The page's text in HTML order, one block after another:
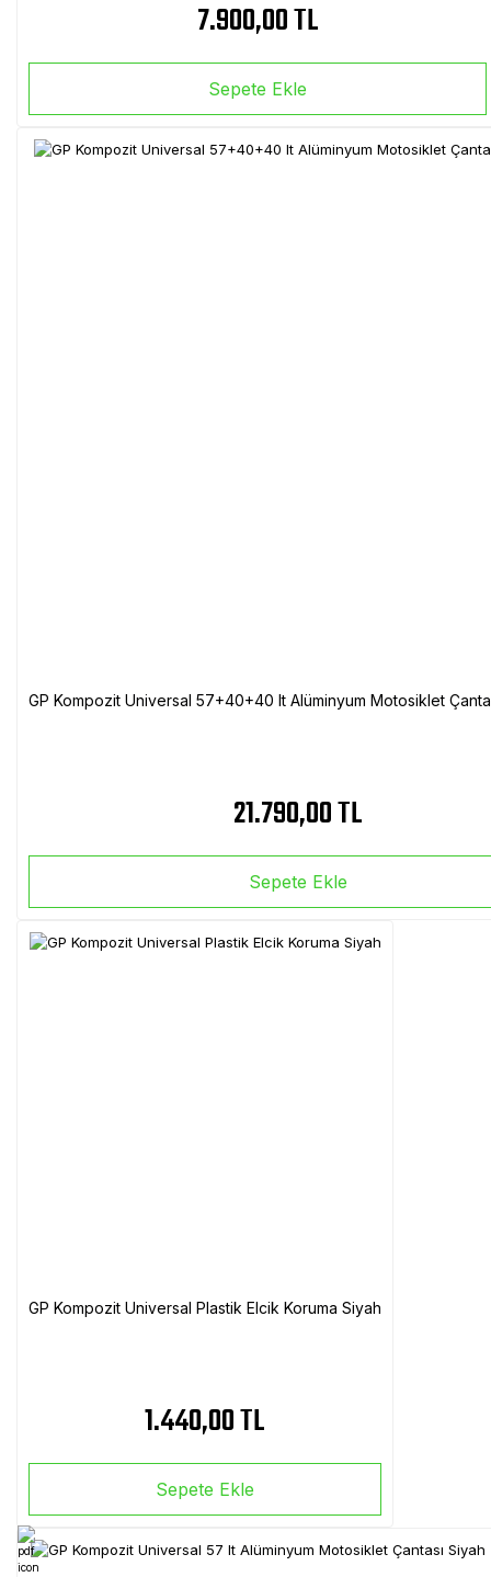
7.900,00 TL
Sepete Ekle
GP Kompozit Universal 57+40+40 lt Alüminyum Motosiklet
21.790,00 TL
Sepete Ekle
GP Kompozit Universal Plastik Elcik Koruma Siyah
1.440,00 TL
Sepete Ekle